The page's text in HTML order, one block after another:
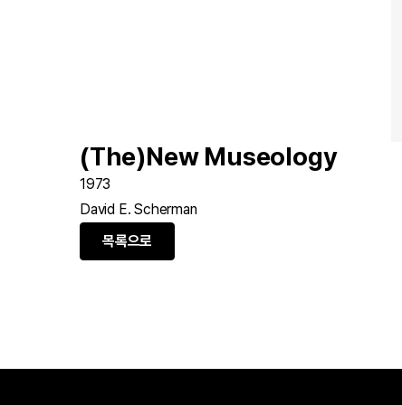
(The)New Museology
1973
David E. Scherman
목록으로